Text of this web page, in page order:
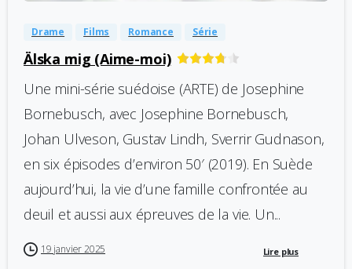
Drame Films Romance Série
Älska mig (Aime-moi)
Une mini-série suédoise (ARTE) de Josephine
Bornebusch, avec Josephine Bornebusch,
Johan Ulveson, Gustav Lindh, Sverrir Gudnason,
en six épisodes d’environ 50′ (2019). En Suède
aujourd’hui, la vie d’une famille confrontée au
deuil et aussi aux épreuves de la vie. Un...
19 janvier 2025 Lire plus